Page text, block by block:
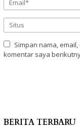
Simpan nama,
komentar saya
BERITA TERBARU